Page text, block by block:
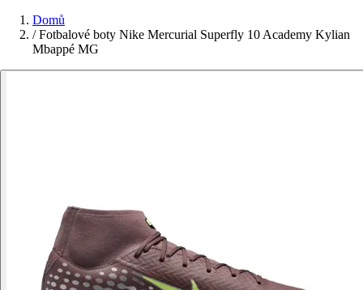
Domů
/ Fotbalové boty Nike Mercurial Superfly 10 Academy Kylian
Mbappé MG